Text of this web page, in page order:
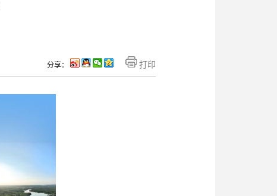
打印
分享：